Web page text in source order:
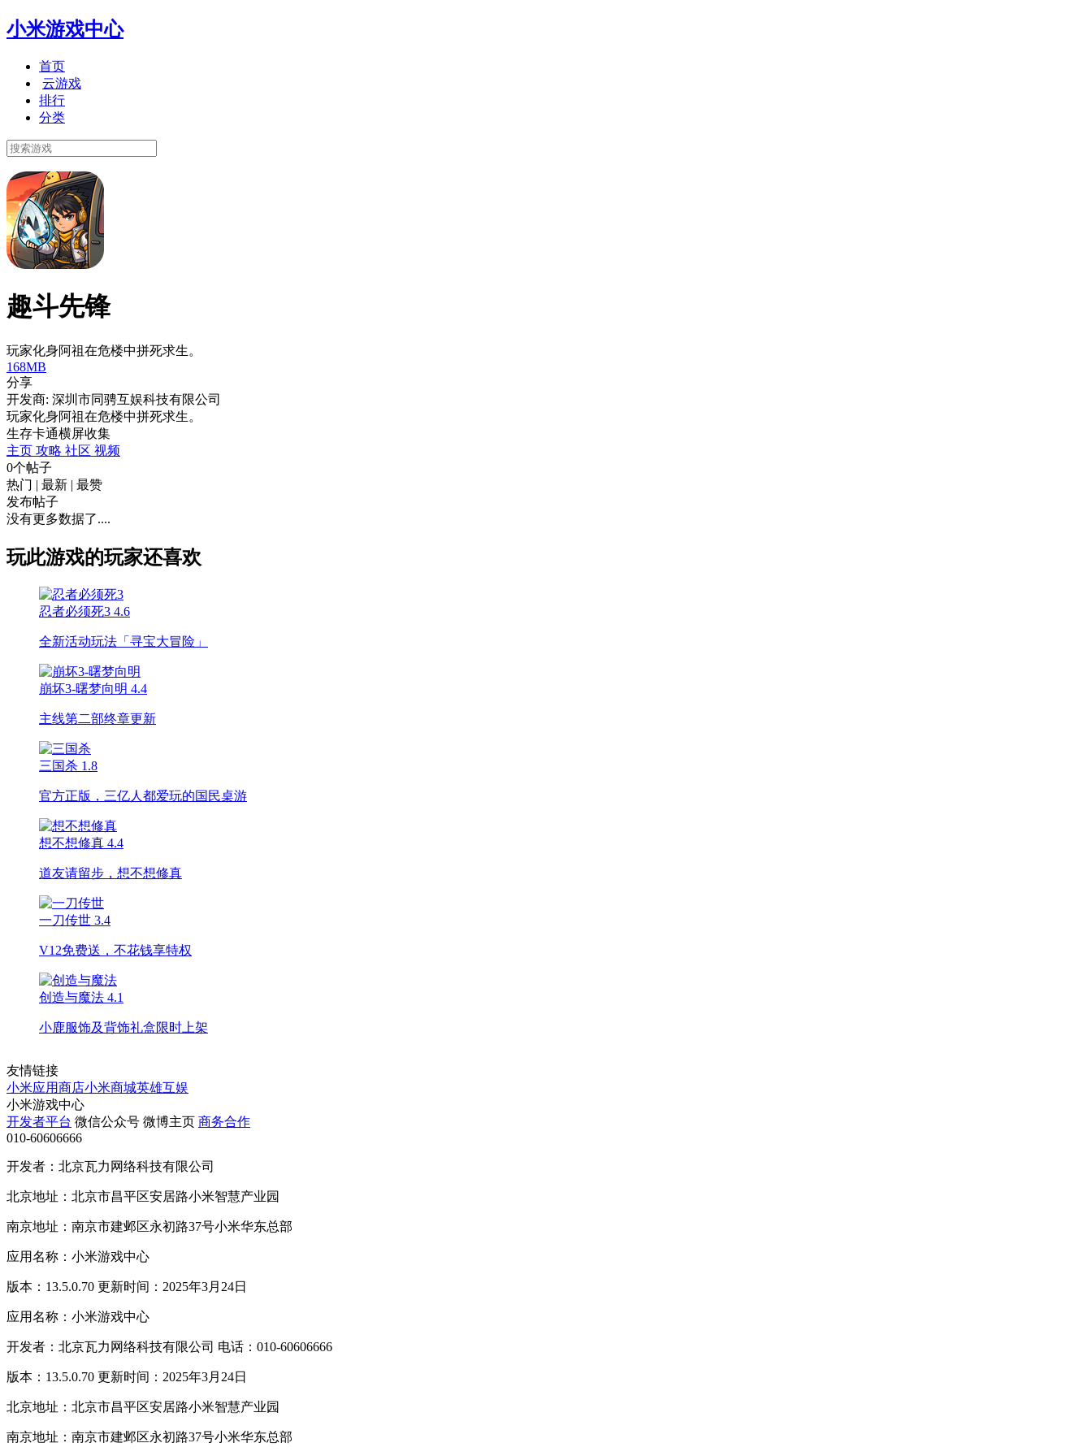
小米游戏中心
首页
云游戏
排行
分类
趣斗先锋
玩家化身阿祖在危楼中拼死求生。
168MB
分享
开发商: 深圳市同骋互娱科技有限公司
玩家化身阿祖在危楼中拼死求生。
生存卡通横屏收集
主页 攻略 社区 视频
0个帖子
热门 | 最新 | 最赞
发布帖子
没有更多数据了....
玩此游戏的玩家还喜欢
忍者必须死3 4.6
全新活动玩法「寻宝大冒险」
崩坏3-曙梦向明 4.4
主线第二部终章更新
三国杀 1.8
官方正版，三亿人都爱玩的国民桌游
想不想修真 4.4
道友请留步，想不想修真
一刀传世 3.4
V12免费送，不花钱享特权
创造与魔法 4.1
小鹿服饰及背饰礼盒限时上架
友情链接
小米应用商店小米商城英雄互娱
小米游戏中心
开发者平台 微信公众号 微博主页 商务合作
010-60606666
开发者：北京瓦力网络科技有限公司
北京地址：北京市昌平区安居路小米智慧产业园
南京地址：南京市建邺区永初路37号小米华东总部
应用名称：小米游戏中心
版本：13.5.0.70 更新时间：2025年3月24日
应用名称：小米游戏中心
开发者：北京瓦力网络科技有限公司 电话：010-60606666
版本：13.5.0.70 更新时间：2025年3月24日
北京地址：北京市昌平区安居路小米智慧产业园
南京地址：南京市建邺区永初路37号小米华东总部